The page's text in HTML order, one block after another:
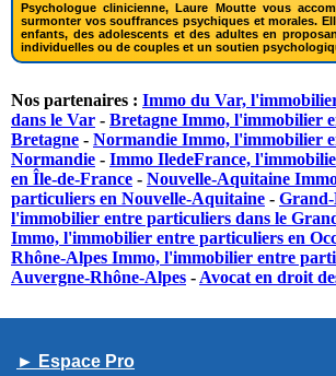
Psychologue clinicienne, Laure Moutte vous
surmonter vos souffrances psychiques et morales.
enfants, des adolescents et des adultes en
individuelles ou de couples et un soutien
Nos partenaires : Immo du Var,
dans le Var - Bretagne Immo, l'immobilier
Bretagne - Normandie Immo, l'immobilier
Normandie - Immo IledeFrance,
en Île-de-France - Nouvelle-Aquitaine
particuliers en Nouvelle-Aquitaine -
l'immobilier entre particuliers dans le
Immo, l'immobilier entre particuliers en
Rhône-Alpes Immo, l'immobilier entre
Auvergne-Rhône-Alpes - Avocat en droit
► Espace Pro